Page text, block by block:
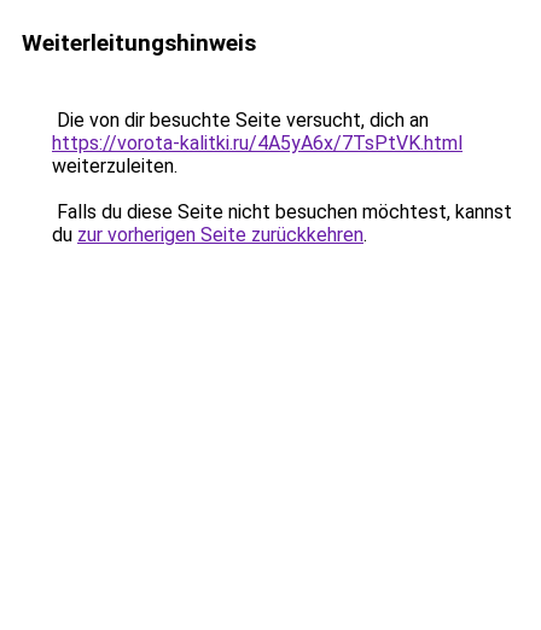
Weiterleitungshinweis
Die von dir besuchte Seite versucht, dich an
https://vorota-kalitki.ru/4A5yA6x/7TsPtVK.html
weiterzuleiten.
Falls du diese Seite nicht besuchen möchtest, kannst
du zur vorherigen Seite zurückkehren.